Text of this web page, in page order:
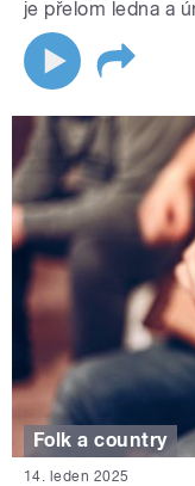
je přelom ledna a
Folk a country
14. leden 2025